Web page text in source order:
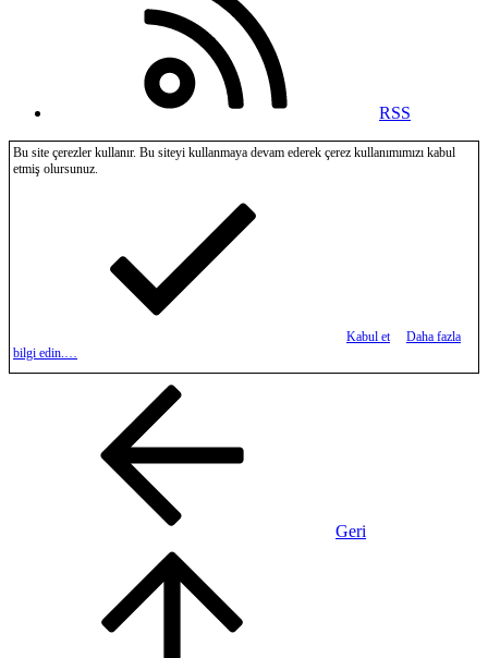
RSS
Bu site çerezler kullanır. Bu siteyi kullanmaya devam ederek çerez kullanımımızı kabul
etmiş olursunuz.
Kabul et
Daha fazla
bilgi edin.…
Geri